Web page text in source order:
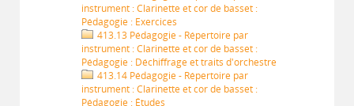
instrument : Clarinette et cor de basset :
Pédagogie : Exercices
413.13 Pédagogie - Répertoire par
instrument : Clarinette et cor de basset :
Pédagogie : Déchiffrage et traits d'orchestre
413.14 Pédagogie - Répertoire par
instrument : Clarinette et cor de basset :
Pédagogie : Études